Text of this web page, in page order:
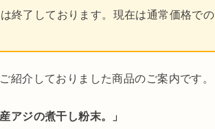
終了しております。現在は通常価格で
紹介しておりました商品のご案内です。
アジの煮干し粉末。」